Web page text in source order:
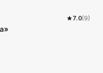
7.0(9)